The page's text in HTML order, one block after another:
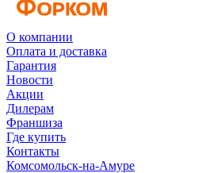
О компании
Оплата и доставка
Гарантия
Новости
Акции
Дилерам
Франшиза
Где купить
Контакты
Комсомольск-на-Амуре